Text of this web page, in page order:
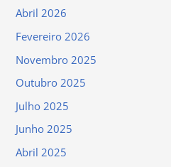
Abril 2026
Fevereiro 2026
Novembro 2025
Outubro 2025
Julho 2025
Junho 2025
Abril 2025